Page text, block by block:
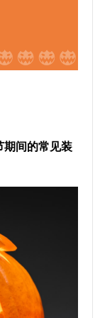
间的常见装